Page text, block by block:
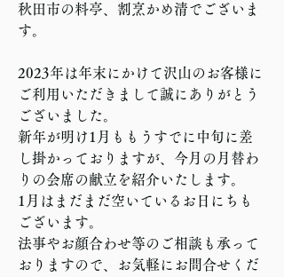
秋田市の料亭、割烹かめ清でございま
す。
2023年は年末にかけて沢山のお客様に
ご利用いただきまして誠にありがとう
ございました。
新年が明け1月ももうすでに中旬に差
し掛かっておりますが、今月の月替わ
りの会席の献立を紹介いたします。
1月はまだまだ空いているお日にちも
ございます。
法事やお顔合わせ等のご相談も承って
おりますので、
お気軽にお問合せくだ